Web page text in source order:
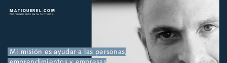
MATIQUEREL.COM
Entrenamiento para tu mente
Mi misión es ayudar a las personas,